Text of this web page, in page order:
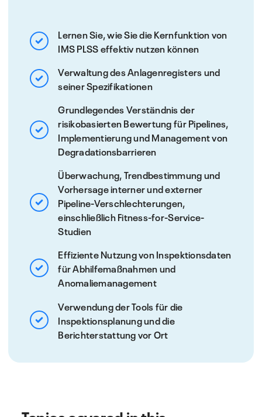
Lernen Sie, wie Sie die Kernfunktion von
IMS PLSS effektiv nutzen können
Verwaltung des Anlagenregisters und
seiner Spezifikationen
Grundlegendes Verständnis der
risikobasierten Bewertung für Pipelines,
Implementierung und Management von
Degradationsbarrieren
Überwachung, Trendbestimmung und
Vorhersage interner und externer
Pipeline-Verschlechterungen,
einschließlich Fitness-for-Service-
Studien
Effiziente Nutzung von Inspektionsdaten
für Abhilfemaßnahmen und
Anomaliemanagement
Verwendung der Tools für die
Inspektionsplanung und die
Berichterstattung vor Ort